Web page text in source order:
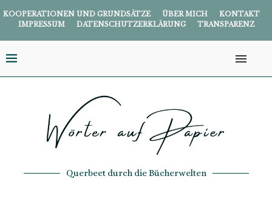
KOOPERATIONEN UND GRUNDSÄTZE ÜBER MICH
KONTAKT
IMPRESSUM
DATENSCHUTZERKLÄRUNG TRANSPARENZ
Querbeet durch die Bücherwelten